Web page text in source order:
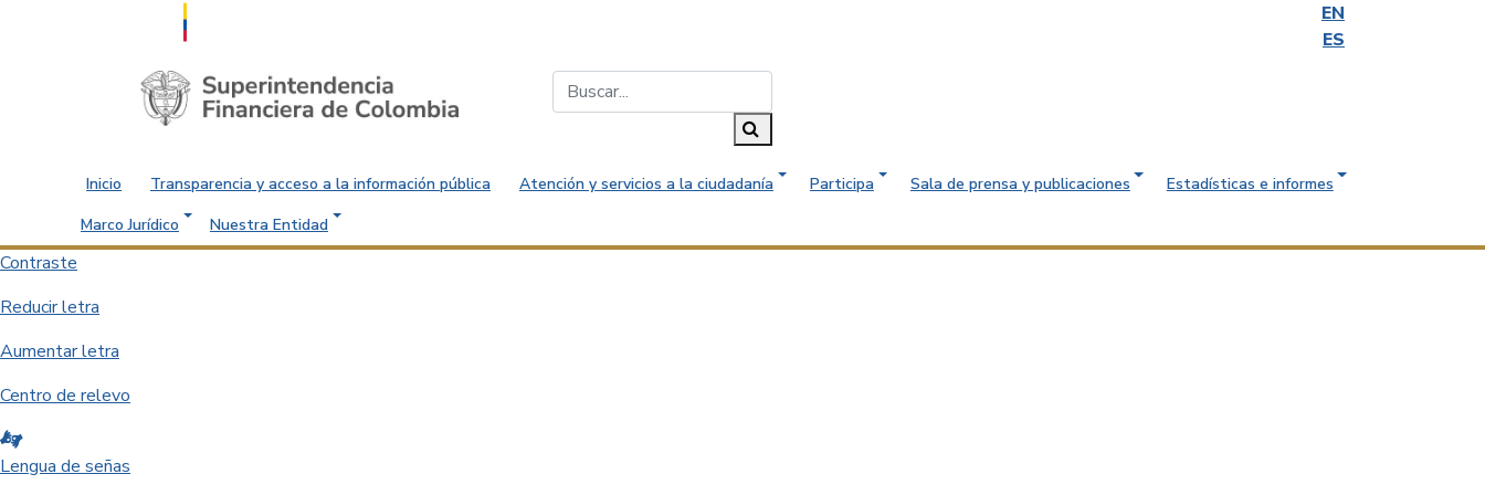
EN
ES
Saltar al contenido principal
Inicio Transparencia y acceso a la información pública Atención y servicios a la ciudadanía Participa Sala de prensa y publicaciones
Estadísticas e informes
Marco Jurídico
Nuestra Entidad
Contraste
Reducir letra
Aumentar letra
Centro de relevo
Lengua de señas